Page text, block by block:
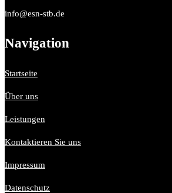
info@esn-stb.de
Navigation
Startseite
Über uns
Leistungen
Kontaktieren Sie uns
Impressum
Datenschutz